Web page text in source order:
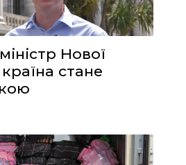
Нової
країна стане